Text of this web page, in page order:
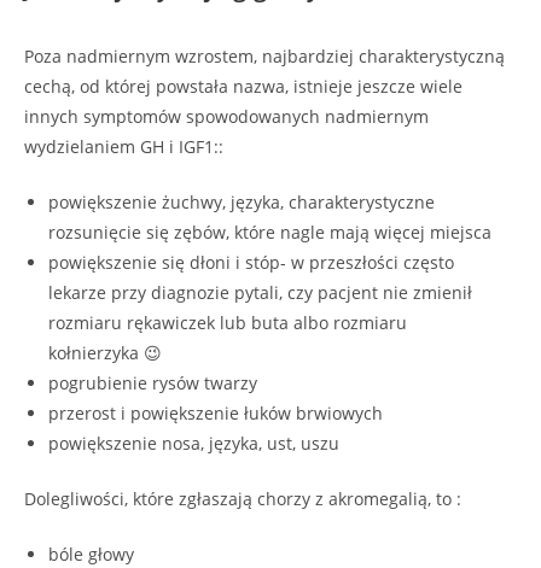
Poza nadmiernym wzrostem, najbardziej charakterystyczną
cechą, od której powstała nazwa, istnieje jeszcze wiele
innych symptomów spowodowanych nadmiernym
wydzielaniem GH i IGF1::
powiększenie żuchwy, języka, charakterystyczne
rozsunięcie się zębów, które nagle mają więcej miejsca
powiększenie się dłoni i stóp- w przeszłości często
lekarze przy diagnozie pytali, czy pacjent nie zmienił
rozmiaru rękawiczek lub buta albo rozmiaru
kołnierzyka 😉
pogrubienie rysów twarzy
przerost i powiększenie łuków brwiowych
powiększenie nosa, języka, ust, uszu
Dolegliwości, które zgłaszają chorzy z akromegalią, to :
bóle głowy